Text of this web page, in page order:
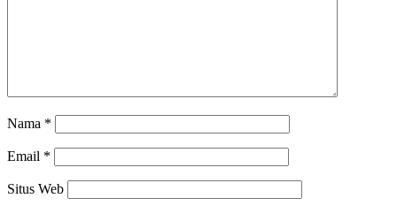
Nama *
Email *
Situs Web